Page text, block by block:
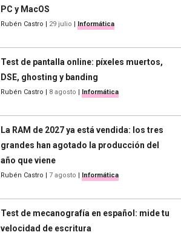
PC y MacOS
Rubén Castro 29 julio Informática
Test de pantalla online: píxeles muertos,
DSE, ghosting y banding
Rubén Castro 8 agosto Informática
La RAM de 2027 ya está vendida: los tres
grandes han agotado la producción del
año que viene
Rubén Castro 7 agosto Informática
Test de mecanografía en español: mide tu
velocidad de escritura